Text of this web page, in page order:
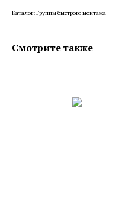
Каталог: Группы быстрого монтажа
Смотрите также